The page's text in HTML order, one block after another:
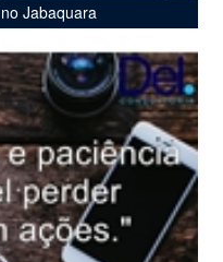
Jabaquara